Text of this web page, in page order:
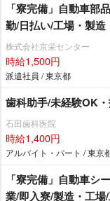
「寮完備」自動車部
勤/日払い/工場・製造
株式会社京栄センター
時給1,500円
派遣社員 / 東京都
歯科助手/未経験OK
石田歯科医院
時給1,400円
アルバイト・パート / 東京
「寮完備」自動車シ
業/即入寮/製造・工場